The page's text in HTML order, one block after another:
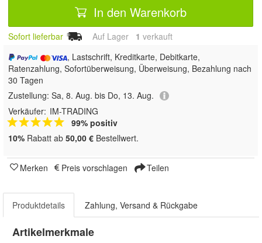
In den Warenkorb
Sofort lieferbar Auf Lager 1 verkauft
, Lastschrift, Kreditkarte, Debitkarte,
Ratenzahlung, Sofortüberweisung, Überweisung, Bezahlung nach
30 Tagen
Zustellung: Sa, 8. Aug. bis Do, 13. Aug.
Verkäufer: IM-TRADING
99% positiv
10% Rabatt ab 50,00 € Bestellwert.
Merken Preis vorschlagen Teilen
Produktdetails Zahlung, Versand & Rückgabe
Artikelmerkmale